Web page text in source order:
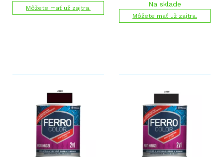
Môžete mať už zajtra. Na sklade
Môžete mať už zajtra.